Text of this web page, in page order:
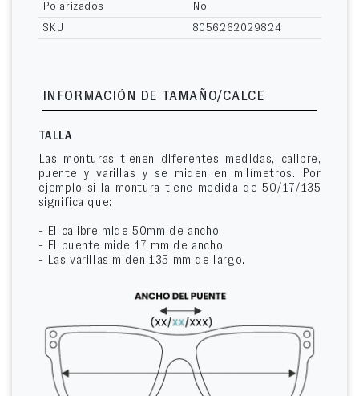
Polarizados
No
SKU
8056262029824
INFORMACIÓN DE TAMAÑO/CALCE
TALLA
Las monturas tienen diferentes medidas, calibre,
puente y varillas y se miden en milímetros. Por
ejemplo si la montura tiene medida de 50/17/135
significa que:
- El calibre mide 50mm de ancho.
- El puente mide 17 mm de ancho.
- Las varillas miden 135 mm de largo.